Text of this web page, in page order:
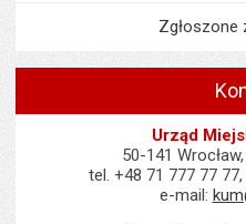
Zgłoszone
Urząd
50-141
tel. +48 71 777 77
e-mail: